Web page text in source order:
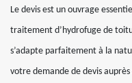
Le devis est un ouvrage
traitement d’hydrofuge de
s’adapte parfaitement à la
votre demande de devis